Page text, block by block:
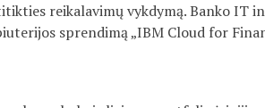
reikalavimų vykdymą. Banko IT
sprendimą „IBM Cloud for